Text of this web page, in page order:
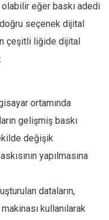
eğer baskı adedi
seçenek dijital
çeşitli liğide dijital
ortamında
gelişmiş baskı
değişik
yapılmasına
dataların,
kullanılarak